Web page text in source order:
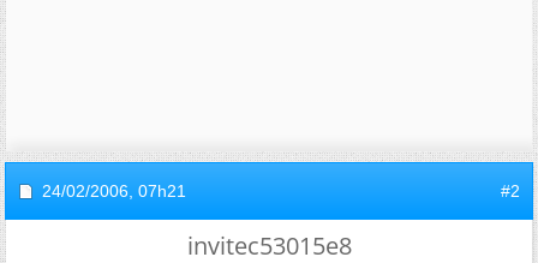
24/02/2006, 07h21 #2
invitec53015e8